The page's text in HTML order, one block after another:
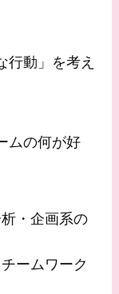
行動」を考え
ムの何が好
・企画系の
ームワーク